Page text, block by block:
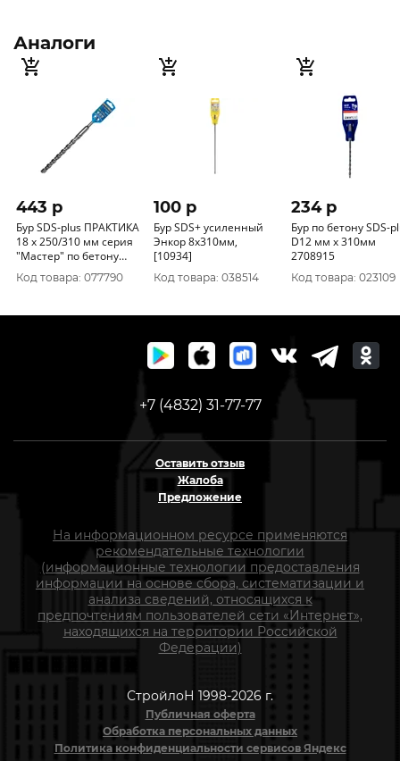
Аналоги
443 p
Бур SDS-plus ПРАКТИКА
18 х 250/310 мм серия
"Мастер" по бетону
911-871
Код товара: 077790
100 p
Бур SDS+ усиленный
Энкор 8x310мм,
[10934]
Код товара: 038514
234 p
Бур по бетону SDS-
D12 мм x 310мм
2708915
Код товара: 023109
+7 (4832) 31-77-77
Оставить отзыв
Жалоба
Предложение
На информационном ресурсе применяются
рекомендательные технологии
(информационные технологии предоставления
информации на основе сбора, систематизации и
анализа сведений, относящихся к
предпочтениям пользователей сети «Интернет»,
находящихся на территории Российской
Федерации)
СтройлоН 1998-2026 г.
Публичная оферта
Обработка персональных данных
Политика конфиденциальности сервисов Яндекс